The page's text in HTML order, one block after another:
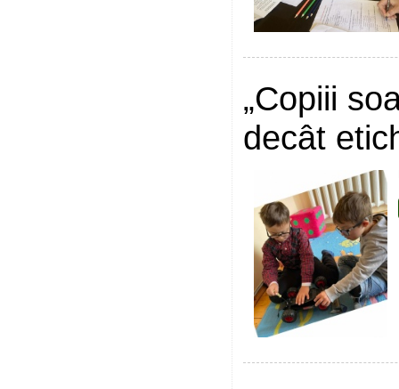
„Copiii
decât